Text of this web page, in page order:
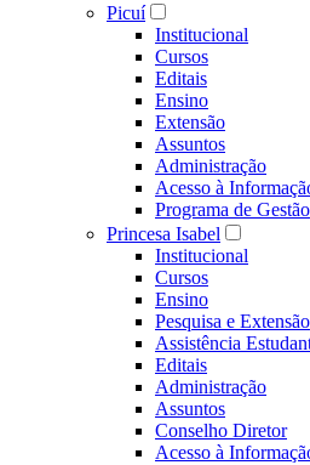
Picuí
Institucional
Cursos
Editais
Ensino
Extensão
Assuntos
Administração
Acesso à
Programa de Gestão
Princesa Isabel
Institucional
Cursos
Ensino
Pesquisa e Extensão
Assistência
Editais
Administração
Assuntos
Conselho Diretor
Acesso à